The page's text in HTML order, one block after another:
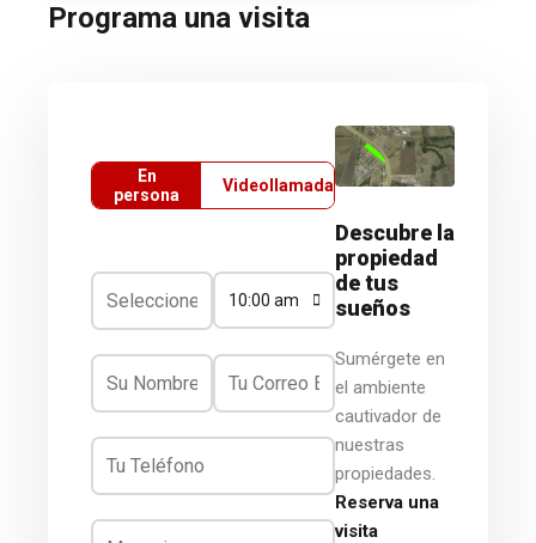
Programa una visita
En
persona
Videollamada
10:00 am
Descubre la
propiedad
de tus
sueños
Sumérgete en
el ambiente
cautivador de
nuestras
propiedades.
Reserva una
visita